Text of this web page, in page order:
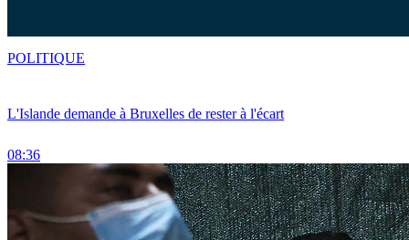
L'Islande demande à Bruxelles de rester à l'écart
08:36
POLITIQUE